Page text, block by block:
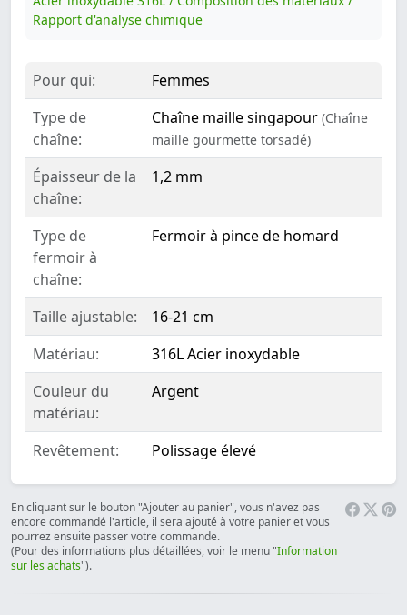
Rapport d'analyse chimique
Pour qui:
Femmes
Type de
chaîne:
Chaîne maille singapour (Chaîne
maille gourmette torsadé)
Épaisseur de la
chaîne:
1,2 mm
Type de
fermoir à
chaîne:
Fermoir à pince de homard
Taille ajustable:
16-21 cm
Matériau:
316L Acier inoxydable
Couleur du
matériau:
Argent
Revêtement: Polissage élevé
En cliquant sur le bouton "Ajouter au panier", vous n'avez pas
encore commandé l'article, il sera ajouté à votre panier et vous
pourrez ensuite passer votre commande.
(Pour des informations plus détaillées, voir le menu "Information
sur les achats").